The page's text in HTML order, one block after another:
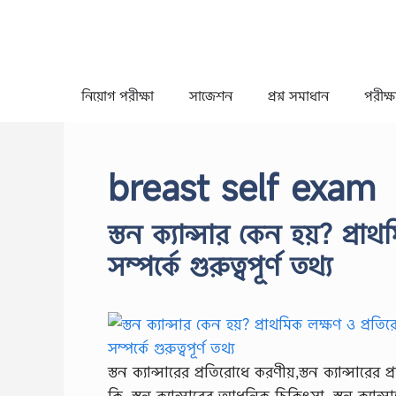
নিয়োগ পরীক্ষা সাজেশন প্রশ্ন সমাধান
breast self exam
স্তন ক্যান্সার কেন হয়?
সম্পর্কে গুরুত্বপূর্ণ তথ্য
স্তন ক্যান্সারের প্রতিরোধে করণীয়,স্তন ক্যান্সারের